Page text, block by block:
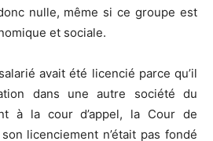
nulle, même si ce groupe est
et sociale.
avait été licencié parce qu’il
dans une autre société du
à la cour d’appel, la Cour de
licenciement n’était pas fondé